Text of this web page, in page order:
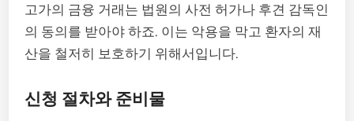
고가의 금융 거래는 법원의 사전 허가나 후견 감독인
의 동의를 받아야 하죠. 이는 악용을 막고 환자의 재
산을 철저히 보호하기 위해서입니다.
신청 절차와 준비물